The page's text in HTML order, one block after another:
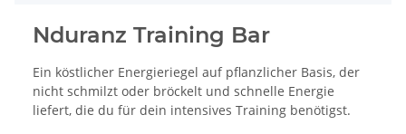
Nduranz Training Bar
Ein köstlicher Energieriegel auf pflanzlicher Basis, der
nicht schmilzt oder bröckelt und schnelle Energie
liefert, die du für dein intensives Training benötigst.